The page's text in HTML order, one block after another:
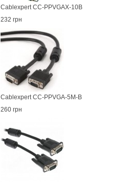
Cablexpert CC-PPVGAX-10B
232 грн
Cablexpert CC-PPVGA-5M-B
260 грн